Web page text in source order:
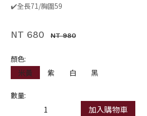
✔️全長71/胸圍59
NT 680 NT 980
顏色:
米黃
紫 白 黑
數量:
加入購物車